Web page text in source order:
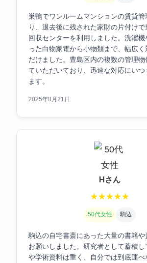
巣鴨でワンルームマンションの賃貸管
り、退去後に残された家財の片付け
回収センターを利用しました。洗濯
った白物家電から小物類まで、幅広く
だけました。豊島区内の複数の管理
ていただいており、迅速な対応にい
ます。
2025年8月21日
Hさん
★★★★★
50代女性 駒込
駒込の自宅書斎にあった大量の書籍や
お願いしました。研究者として蓄積
や学術資料は重く、自分では到底運べ